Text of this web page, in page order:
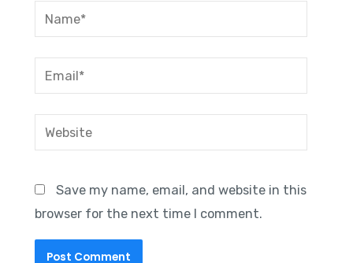
Name*
Email*
Website
Save my name, email, and website in this
browser for the next time I comment.